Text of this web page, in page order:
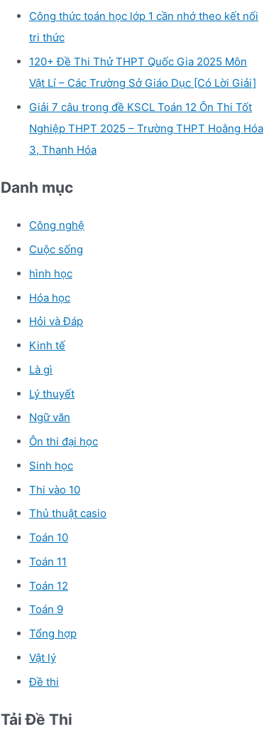
Công thức toán học lớp 1 cần nhớ theo kết nối
tri thức
120+ Đề Thi Thử THPT Quốc Gia 2025 Môn
Vật Lí – Các Trường Sở Giáo Dục [Có Lời Giải]
Giải 7 câu trong đề KSCL Toán 12 Ôn Thi Tốt
Nghiệp THPT 2025 – Trường THPT Hoằng Hóa
3, Thanh Hóa
Danh mục
Công nghệ
Cuộc sống
hình học
Hóa học
Hỏi và Đáp
Kinh tế
Là gì
Lý thuyết
Ngữ văn
Ôn thi đại học
Sinh học
Thi vào 10
Thủ thuật casio
Toán 10
Toán 11
Toán 12
Toán 9
Tổng hợp
Vật lý
Đề thi
Tải Đề Thi